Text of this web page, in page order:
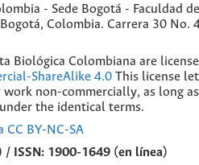
- Sede Bogotá - Faculdad
Colombia. Carrera 30 No.
Biológica Colombiana are
ShareAlike 4.0 This license
non-commercially, as long
the identical terms.
/ ISSN: 1900-1649 (en línea)